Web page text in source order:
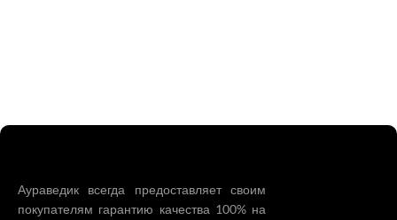
Аураведик всегда предоставляет своим
покупателям гарантию качества 100% на